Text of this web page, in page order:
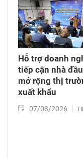
Hỗ trợ doanh
tiếp cận nhà
mở rộng thị
xuất khẩu
07/08/2026